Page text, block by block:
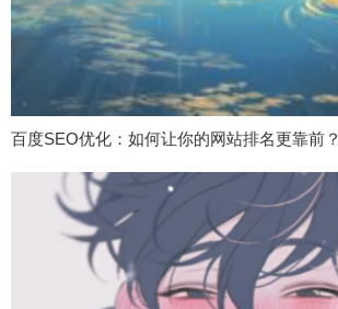
百度SEO优化：如何让你的网站排名更靠前？